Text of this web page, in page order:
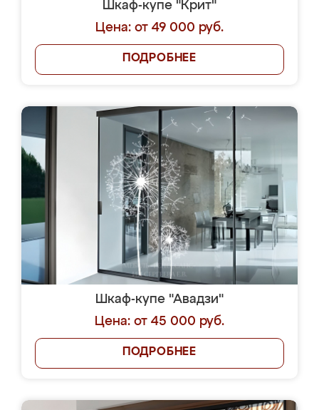
Шкаф-купе "Крит"
Цена: от 49 000 руб.
ПОДРОБНЕЕ
Шкаф-купе "Авадзи"
Цена: от 45 000 руб.
ПОДРОБНЕЕ